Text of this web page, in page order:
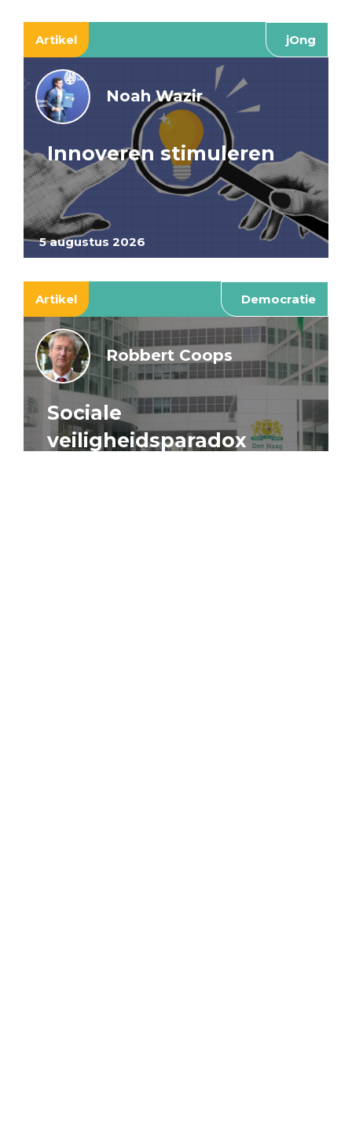
Artikel jOng
5 augustus 2026
Noah Wazir
Innoveren stimuleren
Artikel Democratie
Robbert Coops
Sociale
veiligheidsparadox